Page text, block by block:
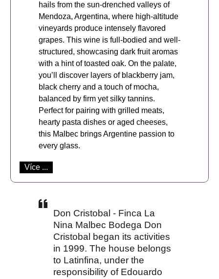
hails from the sun-drenched valleys of
Mendoza, Argentina, where high-altitude
vineyards produce intensely flavored
grapes. This wine is full-bodied and well-
structured, showcasing dark fruit aromas
with a hint of toasted oak. On the palate,
you’ll discover layers of blackberry jam,
black cherry and a touch of mocha,
balanced by firm yet silky tannins.
Perfect for pairing with grilled meats,
hearty pasta dishes or aged cheeses,
this Malbec brings Argentine passion to
every glass.
Více ...
Don Cristobal - Finca La
Nina Malbec Bodega Don
Cristobal began its activities
in 1999. The house belongs
to Latinfina, under the
responsibility of Edouardo